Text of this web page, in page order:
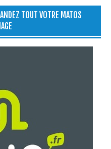
TOUT VOTRE MATOS